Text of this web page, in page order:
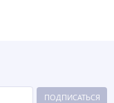
ПОДПИСАТЬСЯ